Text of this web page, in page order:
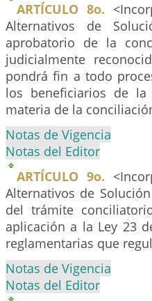
ARTÍCULO 8o.
Alternativos de
aprobatorio de la
judicialmente
pondrá fin a todo
los beneficiarios de
materia de la
Notas de Vigencia
Notas del Editor
ARTÍCULO 9o.
Alternativos de
del trámite
aplicación a la Ley 23
reglamentarias que
Notas de Vigencia
Notas del Editor